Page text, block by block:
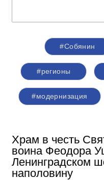
#Собянин
#регионы
#модернизация
Храм в честь
воина Феодора
Ленинградском
наполовину